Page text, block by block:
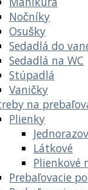
Nočníky
Osušky
Sedadlá do
Sedadlá na WC
Stúpadlá
Vaničky
na
Plienky
Látkové
Plienkové
Prebaľovacie